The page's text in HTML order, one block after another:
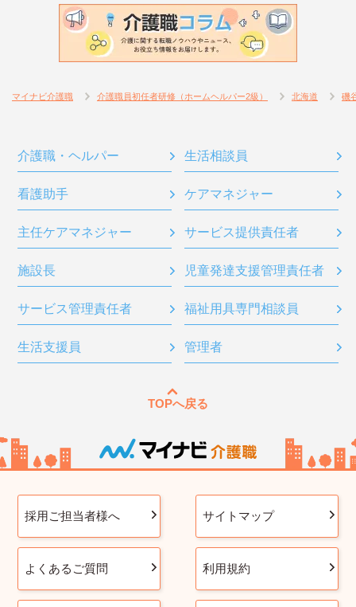
マイナビ介護職 介護職員初任者研修（ホームヘルパー2級） 北海道 磯
介護職・ヘルパー 生活相談員
看護助手 ケアマネジャー
主任ケアマネジャー サービス提供責任者
施設長 児童発達支援管理責任者
サービス管理責任者 福祉用具専門相談員
生活支援員 管理者
TOPへ戻る
採用ご担当者様へ サイトマップ
よくあるご質問 利用規約